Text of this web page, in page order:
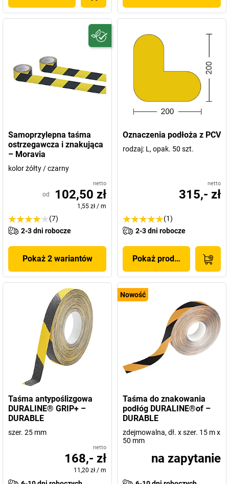
Samoprzylepna taśma
ostrzegawcza i znakująca
– Moravia
kolor żółty / czarny
netto
od 102,50 zł
1,55 zł / m
(7)
2-3 dni robocze
Pokaż 2 wariantów
Oznaczenia podłoża z PCV
rodzaj: L, opak. 50 szt.
netto
315,- zł
(1)
2-3 dni robocze
Pokaż produkt
Taśma antypoślizgowa
DURALINE® GRIP+ –
DURABLE
szer. 25 mm
netto
168,- zł
11,20 zł / m
Nowość
Taśma do znakowania
podłóg DURALINE®of –
DURABLE
zdejmowalna, dł. x szer. 15 m x
50 mm
na zapytanie